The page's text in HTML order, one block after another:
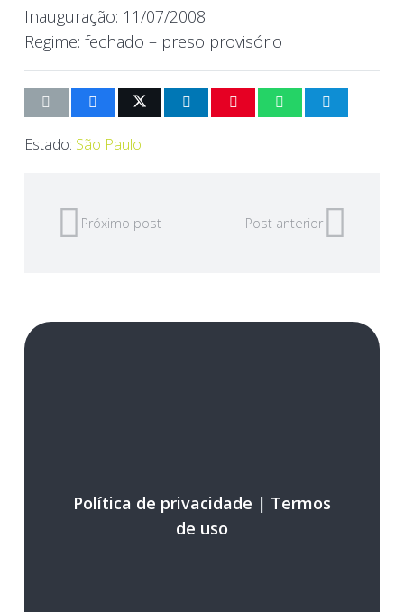
Inauguração: 11/07/2008
Regime: fechado – preso provisório
Estado: São Paulo
Próximo post Post anterior
Política de privacidade | Termos
de uso